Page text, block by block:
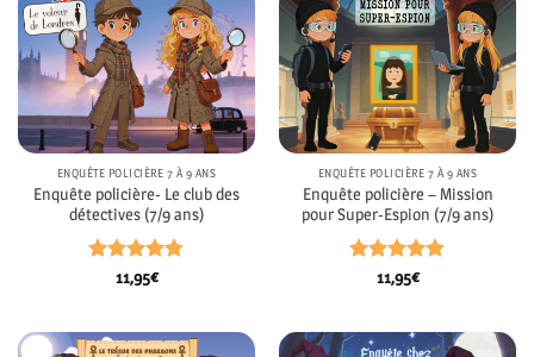
ENQUÊTE POLICIÈRE 7 À 9 ANS
Enquête policière- Le club des
détectives (7/9 ans)
Note4.78
11,95€
ENQUÊTE POLICIÈRE 7 À 9 ANS
Enquête policière – Mission
pour Super-Espion (7/9 ans)
Note4.81
11,95€